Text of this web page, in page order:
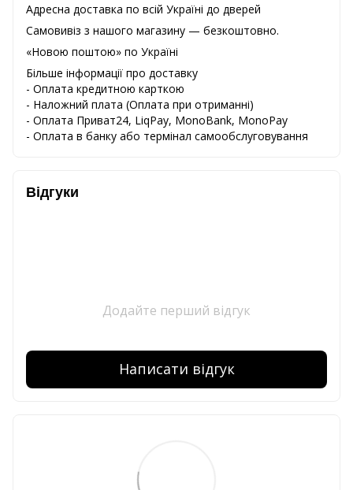
Адресна доставка по всій Україні до дверей
Самовивіз з нашого магазину — безкоштовно.
«Новою поштою» по Україні
Більше інформації про доставку
- Оплата кредитною карткою
- Наложний плата (Оплата при отриманні)
- Оплата Приват24, LiqPay, MonoBank, MonoPay
- Оплата в банку або термінал самообслуговування
Відгуки
Додайте перший відгук
Написати відгук